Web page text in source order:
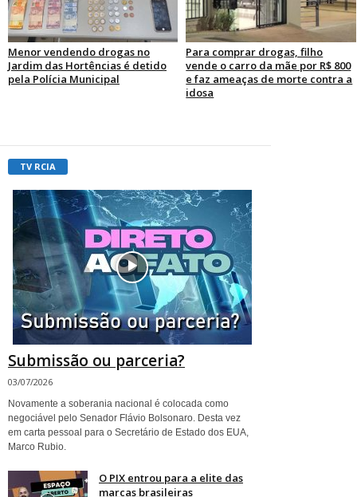
Menor vendendo drogas no
Jardim das Hortências é detido
pela Polícia Municipal
Para comprar drogas, filho
vende o carro da mãe por R$ 800
e faz ameaças de morte contra a
idosa
TV RCIA
Submissão ou parceria?
03/07/2026
Novamente a soberania nacional é colocada como
negociável pelo Senador Flávio Bolsonaro. Desta vez
em carta pessoal para o Secretário de Estado dos EUA,
Marco Rubio.
O PIX entrou para a elite das
marcas brasileiras